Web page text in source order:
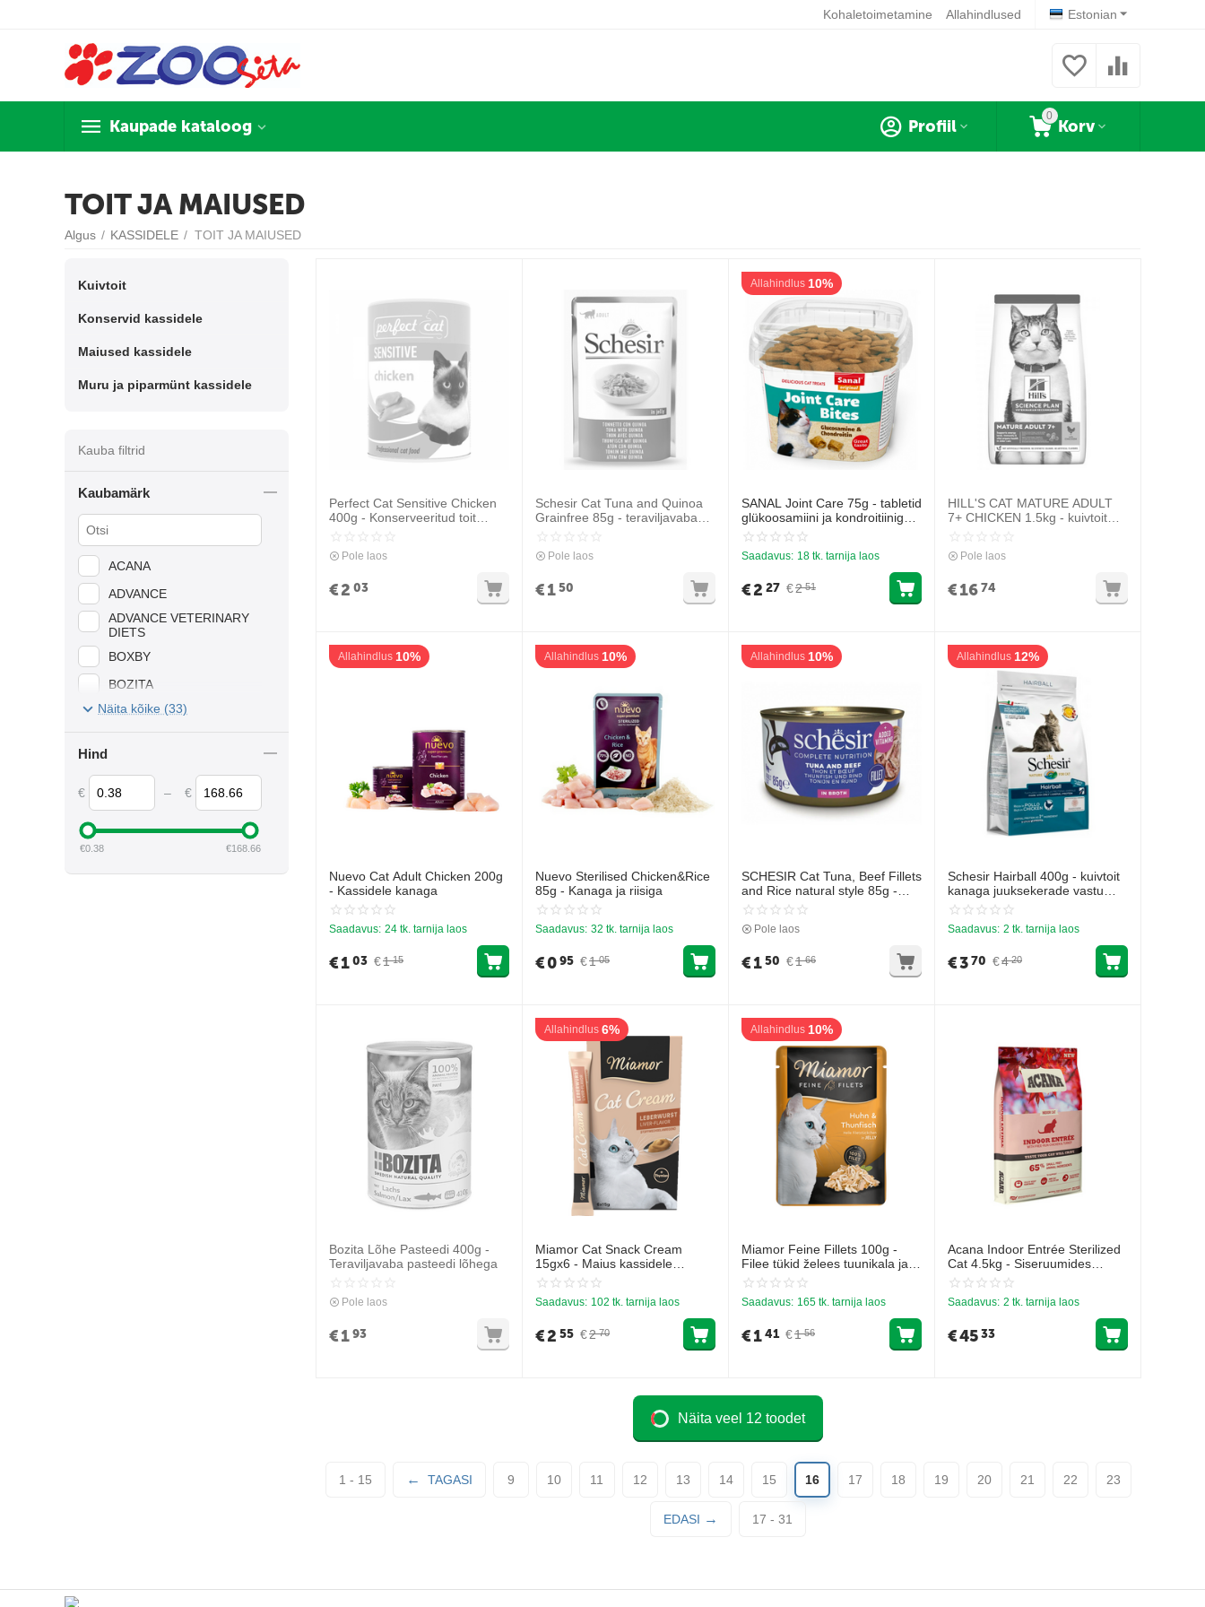
Estonian
Kohaletoimetamine Allahindlused
Kaupade kataloog
0
Korv
Profiil
TOIT JA MAIUSED
Algus / KASSIDELE / TOIT JA MAIUSED
Perfect Cat Sensitive Chicken
400g - Konserveeritud toit
Pole laos
€2 03
Schesir Cat Tuna and Quinoa
Grainfree 85g - teraviljavaba
Pole laos
€150
Allahindlus 10%
SANAL Joint Care 75g - tabletid
glükoosamiini ja kondroitiiniga
liigeste tervisele
Saadavus: 18 tk. tarnija laos
€2 51
€2 27
HILL'S CAT MATURE ADULT
7+ CHICKEN 1.5kg - kuivtoit
Pole laos
€1674
Allahindlus 10%
Nuevo Cat Adult Chicken 200g
- Kassidele kanaga
Saadavus: 24 tk. tarnija laos
€1 15
€103
Allahindlus 10%
Nuevo Sterilised Chicken&Rice
85g - Kanaga ja riisiga
Saadavus: 32 tk. tarnija laos
€1 05
€095
Allahindlus 10%
SCHESIR Cat Tuna, Beef Fillets
and Rice natural style 85g -
tuunikala, veisefilee ja riis oma
mahlaga
Pole laos
€1 66
€150
Allahindlus 12%
Schesir Hairball 400g - kuivtoit
kanaga juuksekerade vastu
kasside maos
Saadavus: 2 tk. tarnija laos
€4 20
€370
Bozita Lõhe Pasteedi 400g -
Teraviljavaba pasteedi lõhega
Pole laos
€193
Allahindlus 6%
Miamor Cat Snack Cream
15gx6 - Maius kassidele
ainevahetuse stimuleerimiseks
Saadavus: 102 tk. tarnija laos
€2 70
€2 55
Allahindlus 10%
Miamor Feine Fillets 100g -
Filee tükid želees tuunikala ja
kanaga
Saadavus: 165 tk. tarnija laos
€1 56
€141
Acana Indoor Entrée Sterilized
Cat 4.5kg - Siseruumides
elavatele steriliseeritud
kassidele kanaga ja kalkuniga
Saadavus: 2 tk. tarnija laos
€4533
Näita veel 12 toodet
1 - 15 TAGASI 9 10 11 12 13 14 15 16 17 18 19 20 21 22 23
EDASI 17 - 31
Kuivtoit
Konservid kassidele
Maiused kassidele
Muru ja piparmünt kassidele
Kauba filtrid
Kaubamärk
ACANA
ADVANCE
ADVANCE VETERINARY
DIETS
BOXBY
BOZITA
BREKKIES
DR.SEIDEL
JOSICAT
Näita kõike (33)
Hind
€ – €
€0.38 €168.66